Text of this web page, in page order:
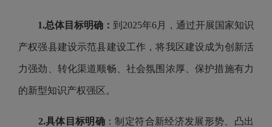
1.总体目标明确： 到2025年6月，通过开展国家知识
产权强县建设示范县建设工作，将我区建设成为创新活
力强劲、转化渠道顺畅、社会氛围浓厚、保护措施有力
的新型知识产权强区。
2.具体目标明确 ：制定符合新经济发展形势、凸出